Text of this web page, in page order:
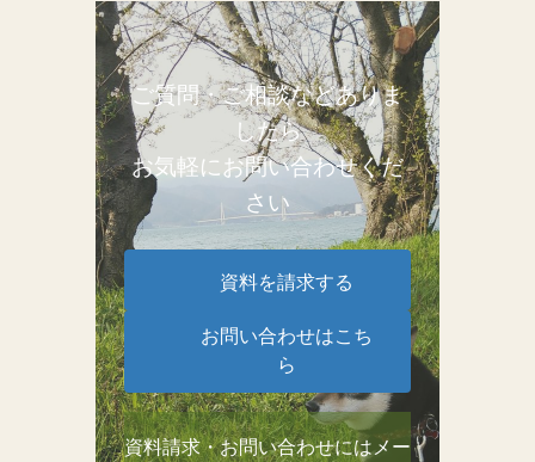
ご質問・ご相談などありま
したら
お気軽にお問い合わせくだ
さい
資料を請求する
お問い合わせはこち
ら
資料請求・お問い合わせにはメー